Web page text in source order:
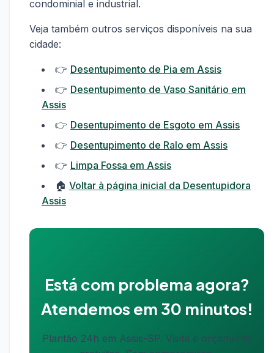
condominial e industrial.
Veja também outros serviços disponíveis na sua
cidade:
👉 Desentupimento de Pia em Assis
👉 Desentupimento de Vaso Sanitário em
Assis
👉 Desentupimento de Esgoto em Assis
👉 Desentupimento de Ralo em Assis
👉 Limpa Fossa em Assis
🏠 Voltar à página inicial da Desentupidora
Assis
Está com problema agora?
Atendemos em 30 minutos!
Plantão 24h em Assis-SP. Visita e orçamento